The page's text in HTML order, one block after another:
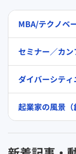
MBA/テクノベ
セミナー／カ
ダイバーシテ
起業家の風景（